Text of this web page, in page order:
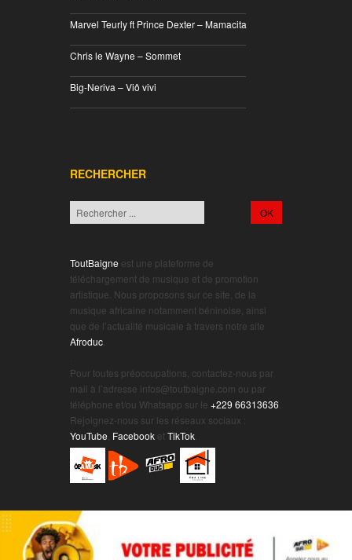
Marvel Teurly ft Prince Dexter – Mamacita
Chris le Wayne – Sommet
Big-Neriva – Viô vivi
RECHERCHER
ToutBaigne est une plateforme de
téléchargement de musique et de promotion
artistique. Nous proposons sur ce site, de la
musique africaine notamment béninoise, ainsi
que de l’actualité musicale à travers notre site
Afroduc
Pour toutes préoccupations, contactez-nous par
mail à l’adresse infos@toutbaigne.com ou par
téléphone et/ou Whatsapp sur le +229 66313636
Rejoignez-nous sur les réseaux sociaux :
YouTube Facebook etTikTok